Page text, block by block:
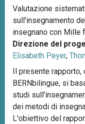
Valutazione
sull'insegnamento
insegnano con Mille
Direzione del
Elisabeth Peyer,
Il presente
BERNbilingue, si
studi
dei metodi di
L'obiettivo del